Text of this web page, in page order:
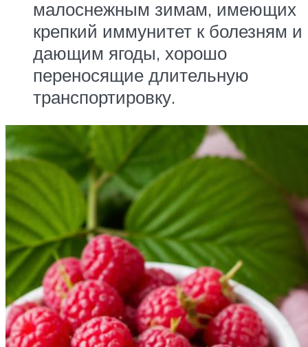
малоснежным зимам, имеющих
крепкий иммунитет к болезням и
дающим ягоды, хорошо
переносящие длительную
транспортировку.